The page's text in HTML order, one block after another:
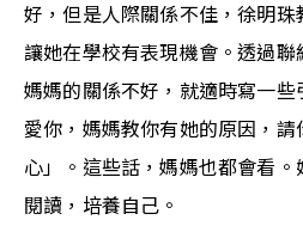
好，但是人際關係不佳，徐明
讓她在學校有表現機會。透過
媽媽的關係不好，就適時寫一
愛你，媽媽教你有她的原因，請
心」。這些話，媽媽也都會看
閱讀，培養自己。